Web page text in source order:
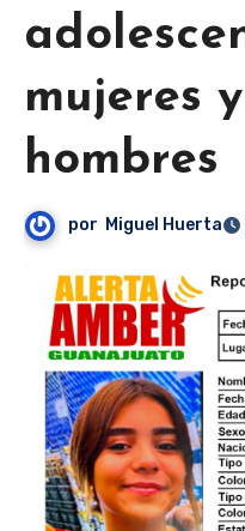
mujeres
hombres
por Miguel Huerta